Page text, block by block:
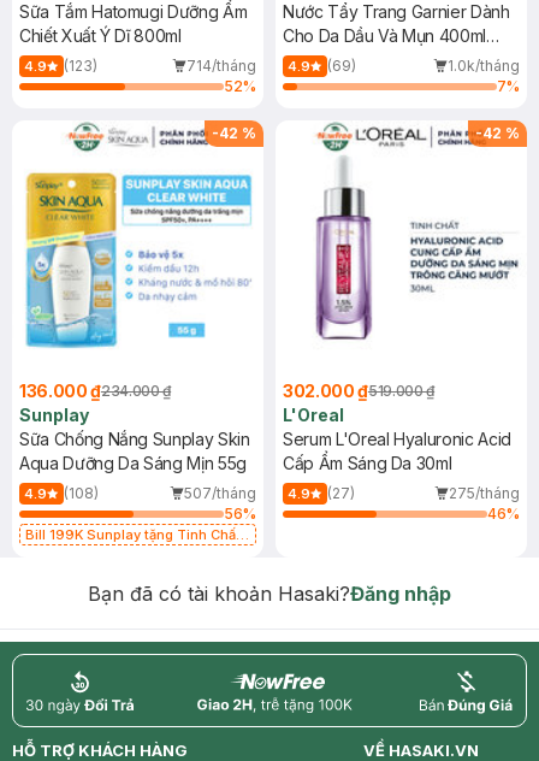
Sữa Tắm Hatomugi Dưỡng Ẩm
Chiết Xuất Ý Dĩ 800ml
4.9 (123)
714/tháng
52%
Nước Tẩy Trang Garnier Dành
Cho Da Dầu Và Mụn 400ml
(Mới)
4.9 (69)
1.0k/tháng
7%
-42 %
136.000 ₫234.000 ₫
Sunplay
Sữa Chống Nắng Sunplay Skin
Aqua Dưỡng Da Sáng Mịn 55g
4.9 (108)
507/tháng
56%
Bill 199K Sunplay tặng Tinh Chất
-42 %
302.000 ₫519.000 ₫
L'Oreal
Serum L'Oreal Hyaluronic Acid
Cấp Ẩm Sáng Da 30ml
4.9 (27)
275/tháng
46%
Bạn đã có tài khoản Hasaki?Đăng nhập
return nowfree price
HỖ TRỢ KHÁCH HÀNG
VỀ HASAKI.VN